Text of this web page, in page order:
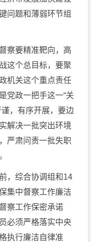
问题和薄弱环节组
察要精准靶向，高
这个总目标，要聚
机关这个重点责任
党政一把手这一“关
，有序开展，要边
解决一批突出环境
严肃问责一批失职
，综合协调组和14
集中督察工作廉洁
察工作保密承诺
必须严格落实中央
执行廉洁自律准